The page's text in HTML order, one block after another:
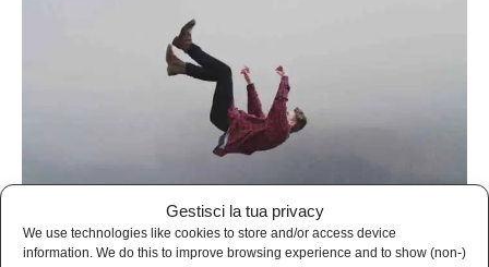
Gestisci la tua privacy
We use technologies like cookies to store and/or access device
information. We do this to improve browsing experience and to show (non-)